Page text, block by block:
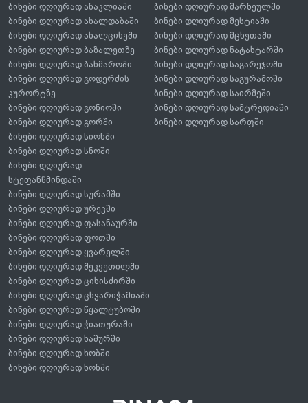
ბინები დღიურად ანაკლიაში
ბინები დღიურად ახალდაბაში
ბინები დღიურად ახალციხეში
ბინები დღიურად ბაზალეთზე
ბინები დღიურად ბახმაროში
ბინები დღიურად გოდერძის
კურორტზე
ბინები დღიურად გონიოში
ბინები დღიურად გორში
ბინები დღიურად მარნეულში
ბინები დღიურად მესტიაში
ბინები დღიურად მცხეთაში
ბინები დღიურად ნატახტარში
ბინები დღიურად საგარეჯოში
ბინები დღიურად საგურამოში
ბინები დღიურად საირმეში
ბინები დღიურად სამტრედიაში
ბინები დღიურად სარფში
ბინები დღიურად სიონში
ბინები დღიურად სნოში
ბინები დღიურად
სტეფანწმინდაში
ბინები დღიურად სურამში
ბინები დღიურად ურეკში
ბინები დღიურად ფასანაურში
ბინები დღიურად ფოთში
ბინები დღიურად ყვარელში
ბინები დღიურად შეკვეთილში
ბინები დღიურად ციხისძირში
ბინები დღიურად ცხვარიჭამიაში
ბინები დღიურად წყალტუბოში
ბინები დღიურად ჭიათურაში
ბინები დღიურად ხაშურში
ბინები დღიურად ხობში
ბინები დღიურად ხონში